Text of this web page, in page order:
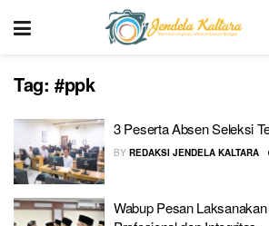
Tag: #ppk
3 Peserta Absen Seleksi
BY REDAKSI JENDELA KALTARA
Wabup Pesan